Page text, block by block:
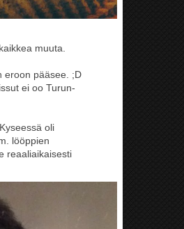
muuta.
eroon pääsee. ;D
ei oo Turun-
oli
lööppien
reaaliaikaisesti